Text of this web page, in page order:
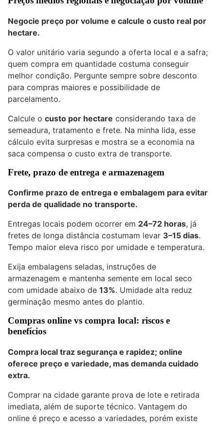
Negocie preço por volume e calcule o custo real por
hectare.
O valor unitário varia segundo a oferta local e a safra;
quem compra em quantidade costuma conseguir
melhor condição. Pergunte sempre sobre desconto
para compras maiores e possibilidade de
parcelamento.
Calcule o custo por hectare considerando taxa de
semeadura, tratamento e frete. Na minha lida, esse
cálculo evita surpresas e mostra se a economia na
saca compensa o custo extra de transporte.
Frete, prazo de entrega e armazenagem
Confirme prazo de entrega e embalagem para evitar
perda de qualidade no transporte.
Entregas locais podem ocorrer em 24–72 horas, já
fretes de longa distância costumam levar 3–15 dias.
Tempo maior eleva risco por umidade e temperatura.
Exija embalagens seladas, instruções de
armazenagem e mantenha semente em local seco
com umidade abaixo de 13%. Umidade alta reduz
germinação mesmo antes do plantio.
Compras online vs compra local: riscos e
benefícios
Compra local traz segurança e rapidez; online
oferece preço e variedade, mas demanda cuidado
extra.
Comprar na cidade garante prova de lote e retirada
imediata, além de suporte técnico. Vantagem do
online é preço e acesso a variedades, porém existe